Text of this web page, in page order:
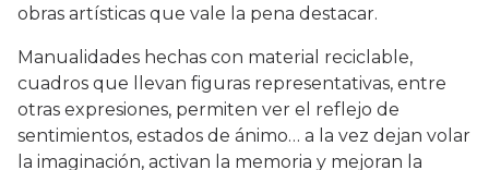
obras artísticas que vale la pena destacar.
Manualidades hechas con material reciclable,
cuadros que llevan figuras representativas, entre
otras expresiones, permiten ver el reflejo de
sentimientos, estados de ánimo… a la vez dejan volar
la imaginación, activan la memoria y mejoran la